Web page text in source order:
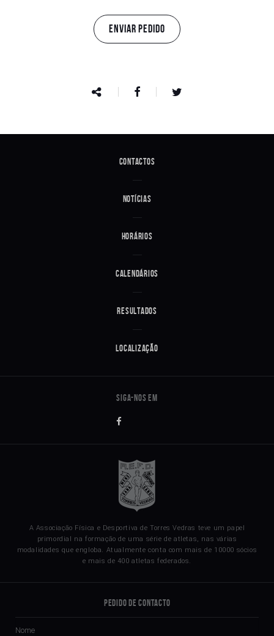
ENVIAR PEDIDO
Contactos
Notícias
Horários
Calendários
Resultados
Localização
A Associação Física e Desportiva de Torres Vedras teve um papel
primordial na formação de uma série de atletas, nas várias
modalidades que engloba. Atualmente conta com mais de 10000 sócios
e mais de 400 atletas federados.
Pedido de Contacto